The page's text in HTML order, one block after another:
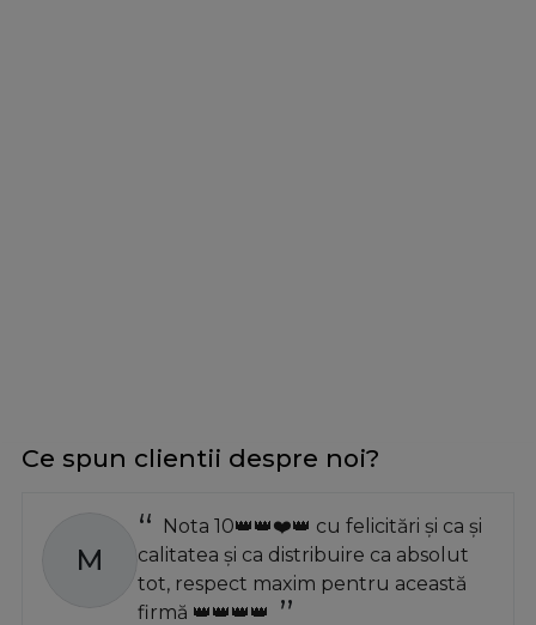
Ce spun clientii despre noi?
M
Nota 10👑👑❤️👑 cu felicitări și ca și
calitatea și ca distribuire ca absolut
tot, respect maxim pentru această
firmă 👑👑👑👑